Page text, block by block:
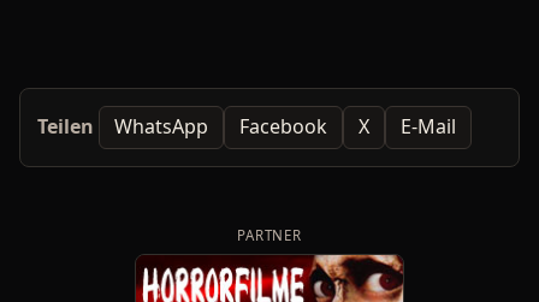
Teilen WhatsApp Facebook X E-Mail
PARTNER